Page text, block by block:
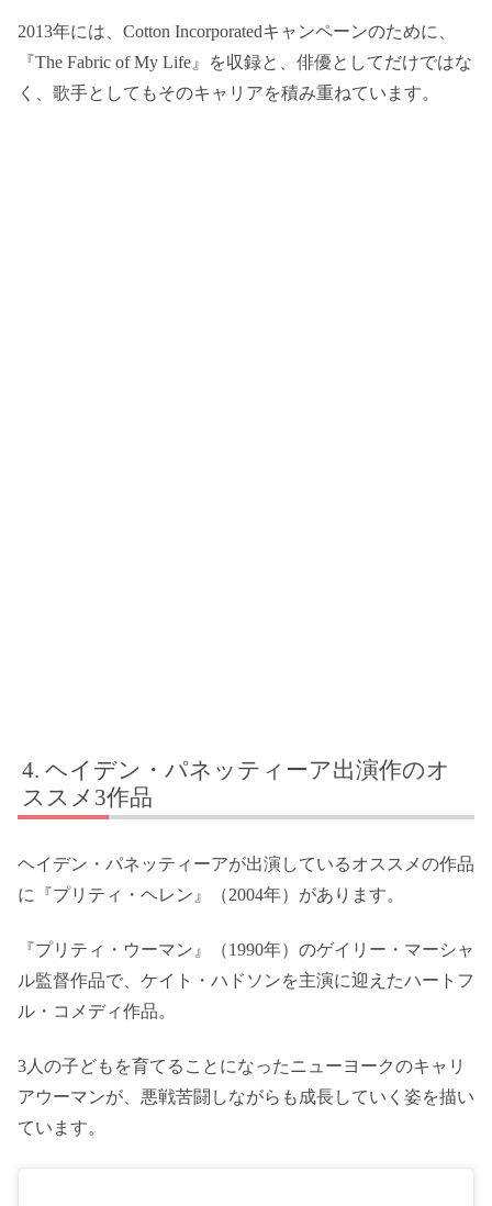
2013年には、Cotton Incorporatedキャンペーンのために、
『The Fabric of My Life』を収録と、俳優としてだけではな
く、歌手としてもそのキャリアを積み重ねています。
ヘイデン・パネッティーア出演作のオ
ススメ3作品
ヘイデン・パネッティーアが出演しているオススメの作品
に『プリティ・ヘレン』（2004年）があります。
『プリティ・ウーマン』（1990年）のゲイリー・マーシャ
ル監督作品で、ケイト・ハドソンを主演に迎えたハートフ
ル・コメディ作品。
3人の子どもを育てることになったニューヨークのキャリ
アウーマンが、悪戦苦闘しながらも成長していく姿を描い
ています。